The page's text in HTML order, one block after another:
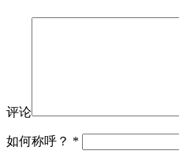
评论
如何称呼？ *